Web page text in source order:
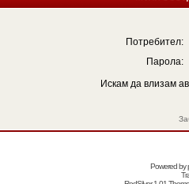
Потребител:
Парола:
Искам да влизам
Powered by